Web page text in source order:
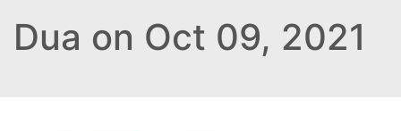
Dua on Oct 09, 2021